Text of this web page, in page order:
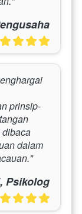
prinsip-
dibaca
dalam
Psikolog